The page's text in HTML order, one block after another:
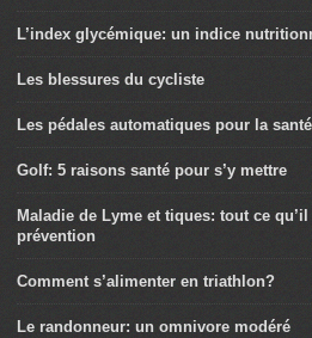
L’index glycémique: un indice
Les blessures du cycliste
Les pédales automatiques pour la santé
Golf: 5 raisons santé pour s’y mettre
Maladie de Lyme et tiques: tout ce
prévention
Comment s’alimenter en triathlon?
Le randonneur: un omnivore modéré